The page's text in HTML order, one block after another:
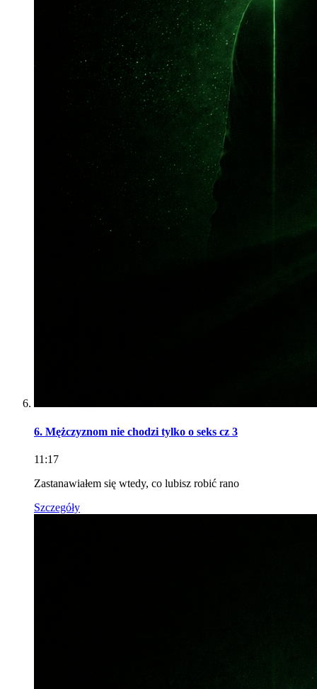
6. Mężczyznom nie chodzi tylko o seks cz 3
11:17
Zastanawiałem się wtedy, co lubisz robić rano
Szczegóły